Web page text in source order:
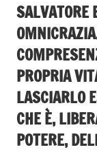
SALVATORE
PROPRIA
LASCIARLO
CHE È,
POTERE,